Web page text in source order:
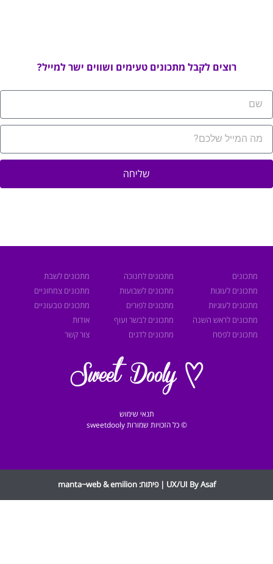
רוצים לקבל מתכונים טעימים ושווים ישר למייל?
שליחה
לעוגות
לעוגיות
לראש השנה
לפסח
מתכונים לחנוכה
מתכונים לשבועות
מתכונים לפורים
מתכונים לבשר ועוף
מתכונים לדגים
מתכונים לשבת
מתכונים צמחוניים
מתכונים טבעוניים
צור קשר
תנאי שימוש
© כל הזכויות שמורות sweetdooly
UX/UI By Asaf | פיתוח: manta~web&emilion